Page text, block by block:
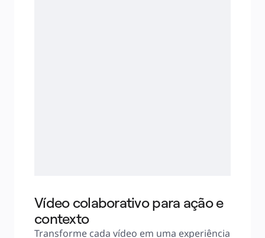
Vídeo colaborativo para ação e
contexto
Transforme cada vídeo em uma experiência